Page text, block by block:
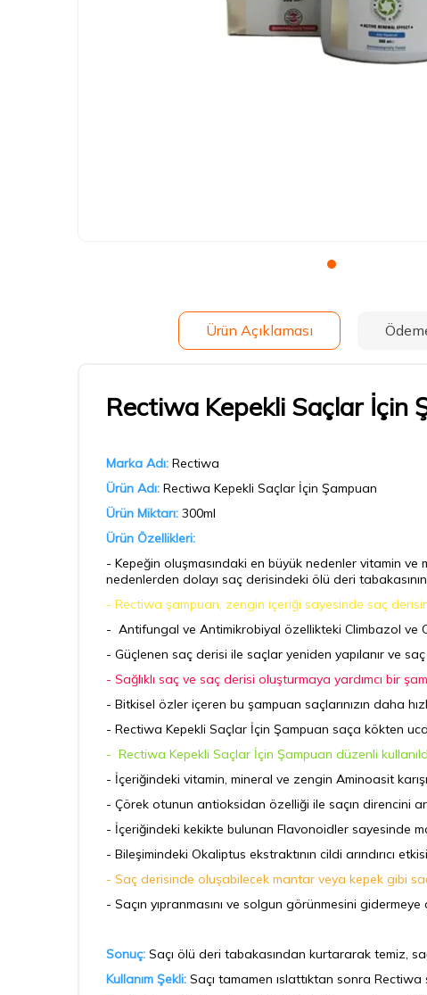
Ürün Açıklaması
Rectiwa Kepekli Saçlar İçin
Marka Adı: Rectiwa
Ürün Adı: Rectiwa Kepekli Saçlar İçin Şampuan
Ürün Miktarı: 300ml
Ürün Özellikleri:
- Kepeğin oluşmasındaki en büyük nedenler vitamin ve
nedenlerden dolayı saç derisindeki ölü deri
- Rectiwa şampuan, zengin içeriği sayesinde saç
- Antifungal ve Antimikrobiyal özellikteki Climbazol ve
- Güçlenen saç derisi ile saçlar yeniden yapılanır ve saç
- Sağlıklı saç ve saç derisi oluşturmaya yardımcı bir
- Bitkisel özler içeren bu şampuan saçlarınızın daha
- Rectiwa Kepekli Saçlar İçin Şampuan saça kökten
- Rectiwa Kepekli Saçlar İçin Şampuan düzenli
- İçeriğindeki vitamin, mineral ve zengin Aminoasit
- Çörek otunun antioksidan özelliği ile saçın direncini
- İçeriğindeki kekikte bulunan Flavonoidler sayesinde
- Bileşimindeki Okaliptus ekstraktının cildi arındırıcı
- Saç derisinde oluşabilecek mantar veya kepek gibi
- Saçın yıpranmasını ve solgun görünmesini gidermeye
Sonuç: Saçı ölü deri tabakasından kurtararak temiz,
Kullanım Şekli: Saçı tamamen ıslattıktan sonra